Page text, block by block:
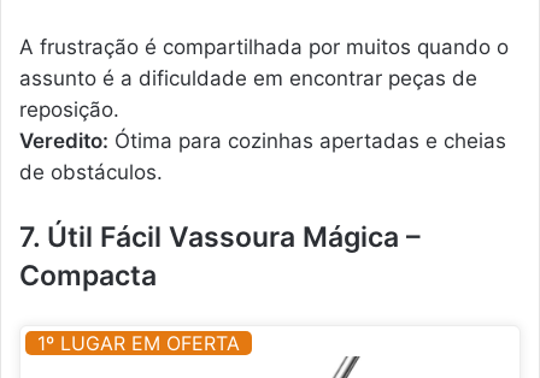
A frustração é compartilhada por muitos quando o
assunto é a dificuldade em encontrar peças de
reposição.
Veredito: Ótima para cozinhas apertadas e cheias
de obstáculos.
7. Útil Fácil Vassoura Mágica –
Compacta
1º LUGAR EM OFERTA